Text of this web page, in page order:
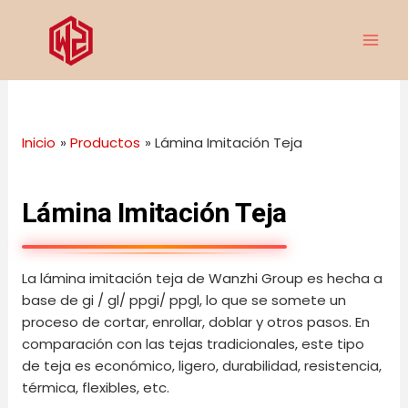
contenido
Inicio Productos Lámina Imitación Teja
Lámina Imitación Teja
La lámina imitación teja de Wanzhi Group es hecha a
base de gi / gl/ ppgi/ ppgl, lo que se somete un
proceso de cortar, enrollar, doblar y otros pasos. En
comparación con las tejas tradicionales, este tipo
de teja es económico, ligero, durabilidad, resistencia,
térmica, flexibles, etc.